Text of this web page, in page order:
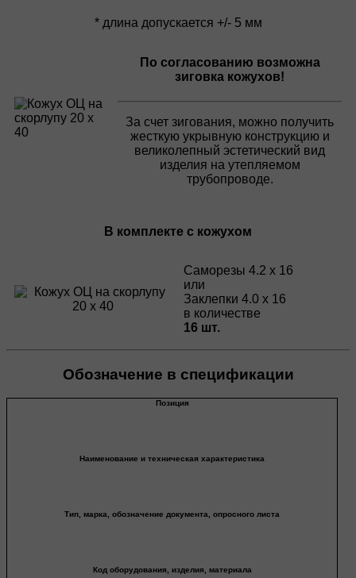
* длина допускается +/- 5 мм
По согласованию возможна
зиговка кожухов!
За счет зигования, можно получить
жесткую укрывную конструкцию и
великолепный эстетический вид
изделия на утепляемом
трубопроводе.
В комплекте с кожухом
Саморезы 4.2 х 16
или
Заклепки 4.0 х 16
в количестве
16 шт.
Обозначение в спецификации
Позиция
Наименование и техническая характеристика
Тип, марка, обозначение документа, опросного листа
Код оборудования, изделия, материала